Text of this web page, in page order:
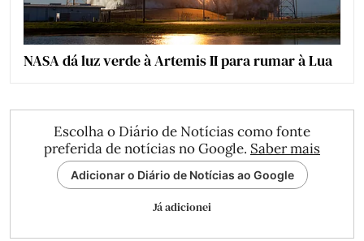
NASA dá luz verde à Artemis II para rumar à Lua
Escolha o Diário de Notícias como fonte
preferida de notícias no Google. Saber mais
Adicionar o Diário de Notícias ao Google
Já adicionei